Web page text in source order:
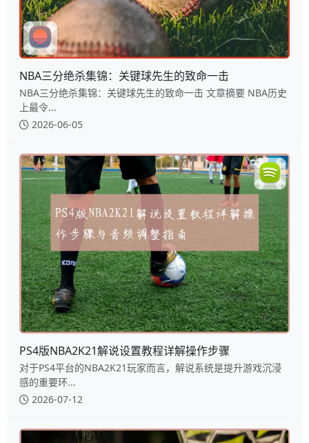
NBA三分绝杀集锦：关键球先生的致命一击
NBA三分绝杀集锦：关键球先生的致命一击 文章摘要 NBA历史
上最令...
2026-06-05
PS4版NBA2K21解说设置教程详解操作步骤
对于PS4平台的NBA2K21玩家而言，解说系统是提升游戏沉浸
感的重要环...
2026-07-12